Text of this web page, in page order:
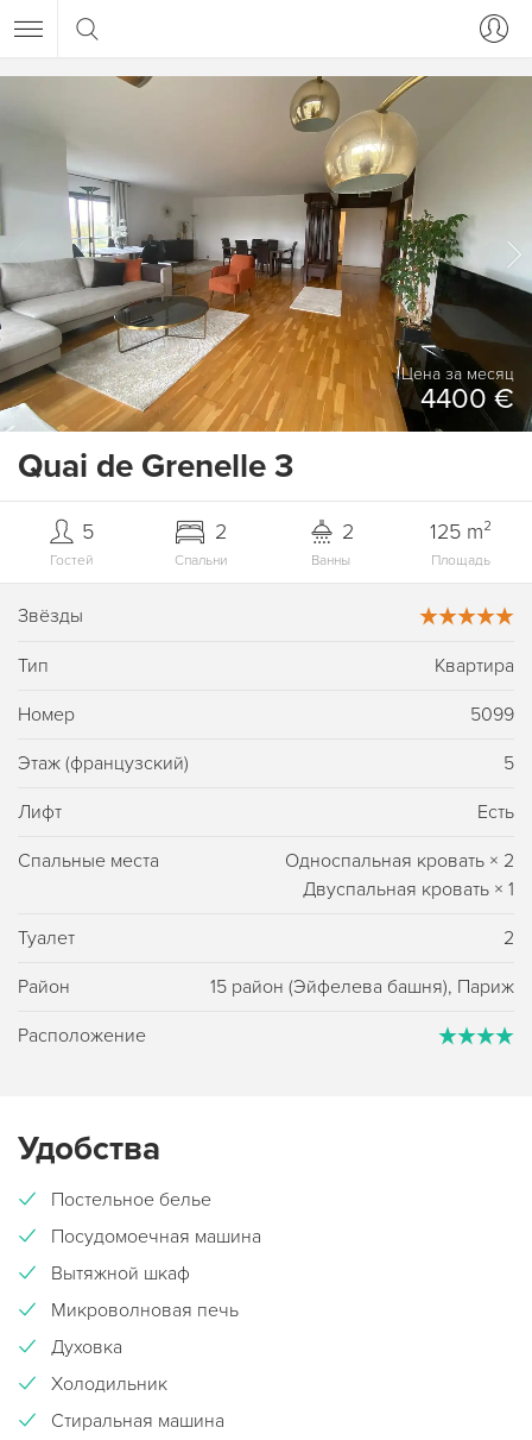
Цена за месяц
4400 €
Quai de Grenelle 3
Гостей
5
Спальни
2
Ванны
2
Площадь
125 m²
Звёзды
Тип Квартира
Номер 5099
Этаж (французский) 5
Лифт Есть
Спальные места Односпальная кровать × 2
Двуспальная кровать × 1
Туалет 2
Район 15 район (Эйфелева башня), Париж
Расположение
Удобства
Постельное белье
Посудомоечная машина
Вытяжной шкаф
Микроволновая печь
Духовка
Холодильник
Стиральная машина